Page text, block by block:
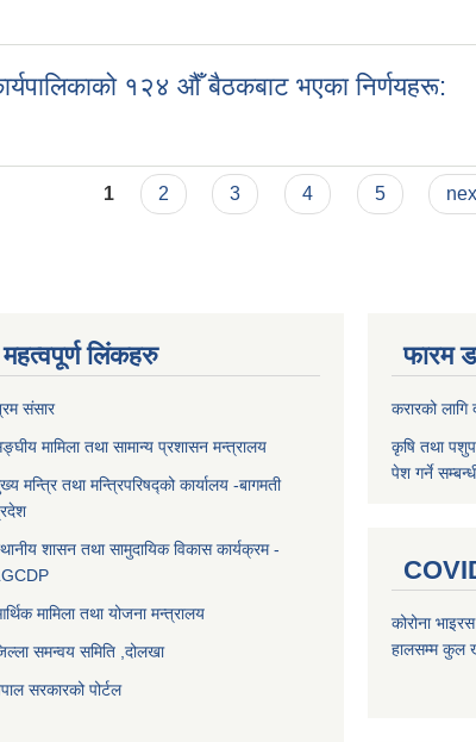
१२४ औँ बैठकबाट भएका निर्णयहरू:
1 2 3 4 5
महत्वपूर्ण लिंकहरु
संसार
मामिला तथा सामान्य प्रशासन मन्त्रालय
मन्त्रि तथा मन्त्रिपरिषद्को कार्यालय -बागमती
शासन तथा सामुदायिक विकास कार्यक्रम -
मामिला तथा योजना मन्त्रालय
समन्वय समिति ,दोलखा
सरकारको पोर्टल
फारम
करारको लागि
कृषि तथा
पेश गर्ने
कोरोना
हालसम्म कुल